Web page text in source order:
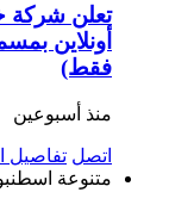
تعلن شركة
أونلاين
فقط)
منذ أسبوعين
اتصل تفاصيل
متنوعة